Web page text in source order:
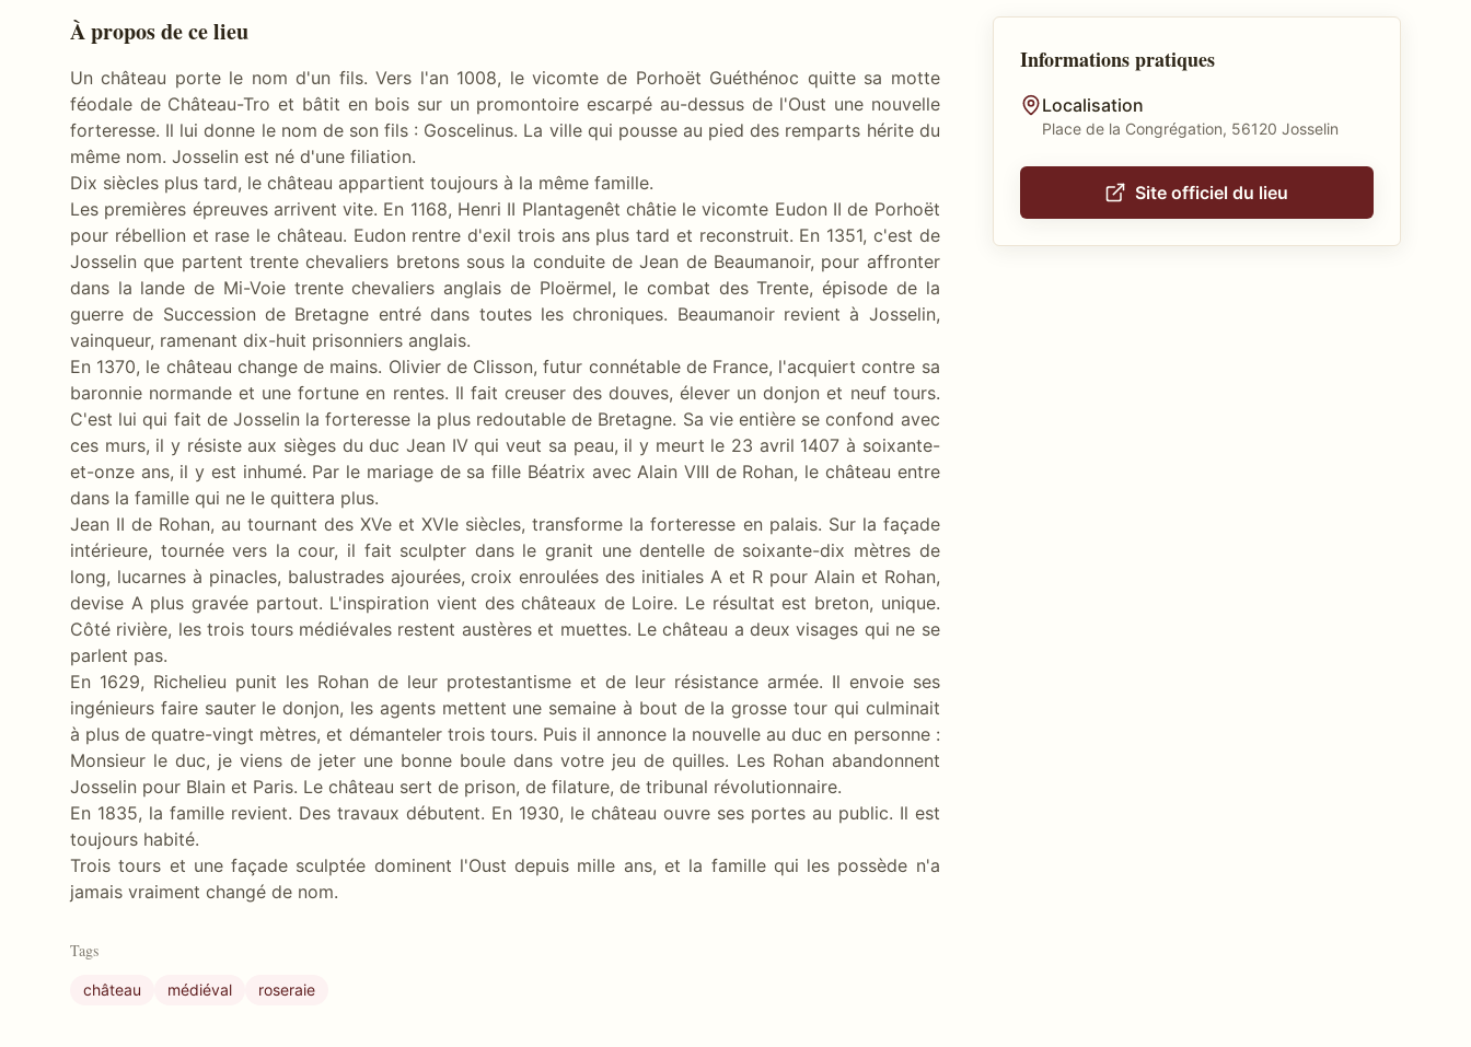
À propos de ce lieu
Un château porte le nom d'un fils. Vers l'an 1008, le vicomte de Porhoët Guéthénoc quitte sa motte
féodale de Château-Tro et bâtit en bois sur un promontoire escarpé au-dessus de l'Oust une nouvelle
forteresse. Il lui donne le nom de son fils : Goscelinus. La ville qui pousse au pied des remparts hérite du
même nom. Josselin est né d'une filiation.
Dix siècles plus tard, le château appartient toujours à la même famille.
Les premières épreuves arrivent vite. En 1168, Henri II Plantagenêt châtie le vicomte Eudon II de Porhoët
pour rébellion et rase le château. Eudon rentre d'exil trois ans plus tard et reconstruit. En 1351, c'est de
Josselin que partent trente chevaliers bretons sous la conduite de Jean de Beaumanoir, pour affronter
dans la lande de Mi-Voie trente chevaliers anglais de Ploërmel, le combat des Trente, épisode de la
guerre de Succession de Bretagne entré dans toutes les chroniques. Beaumanoir revient à Josselin,
vainqueur, ramenant dix-huit prisonniers anglais.
En 1370, le château change de mains. Olivier de Clisson, futur connétable de France, l'acquiert contre sa
baronnie normande et une fortune en rentes. Il fait creuser des douves, élever un donjon et neuf tours.
C'est lui qui fait de Josselin la forteresse la plus redoutable de Bretagne. Sa vie entière se confond avec
ces murs, il y résiste aux sièges du duc Jean IV qui veut sa peau, il y meurt le 23 avril 1407 à soixante-
et-onze ans, il y est inhumé. Par le mariage de sa fille Béatrix avec Alain VIII de Rohan, le château entre
dans la famille qui ne le quittera plus.
Jean II de Rohan, au tournant des XVe et XVIe siècles, transforme la forteresse en palais. Sur la façade
intérieure, tournée vers la cour, il fait sculpter dans le granit une dentelle de soixante-dix mètres de
long, lucarnes à pinacles, balustrades ajourées, croix enroulées des initiales A et R pour Alain et Rohan,
devise A plus gravée partout. L'inspiration vient des châteaux de Loire. Le résultat est breton, unique.
Côté rivière, les trois tours médiévales restent austères et muettes. Le château a deux visages qui ne se
parlent pas.
En 1629, Richelieu punit les Rohan de leur protestantisme et de leur résistance armée. Il envoie ses
ingénieurs faire sauter le donjon, les agents mettent une semaine à bout de la grosse tour qui culminait
à plus de quatre-vingt mètres, et démanteler trois tours. Puis il annonce la nouvelle au duc en personne :
Monsieur le duc, je viens de jeter une bonne boule dans votre jeu de quilles. Les Rohan abandonnent
Josselin pour Blain et Paris. Le château sert de prison, de filature, de tribunal révolutionnaire.
En 1835, la famille revient. Des travaux débutent. En 1930, le château ouvre ses portes au public. Il est
toujours habité.
Trois tours et une façade sculptée dominent l'Oust depuis mille ans, et la famille qui les possède n'a
jamais vraiment changé de nom.
Tags
château médiéval roseraie
Informations pratiques
Localisation
Place de la Congrégation, 56120 Josselin
Site officiel du lieu